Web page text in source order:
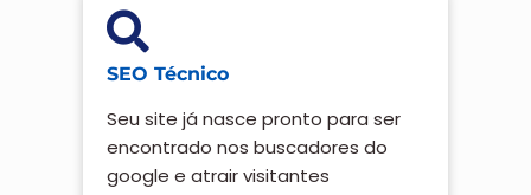
SEO Técnico
Seu site já nasce pronto para ser
encontrado nos buscadores do
google e atrair visitantes